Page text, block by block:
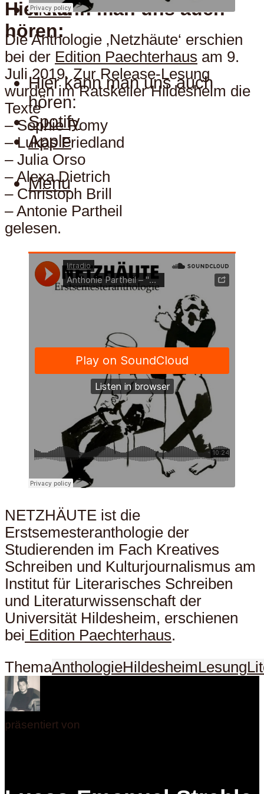
Menu
Hier kann man uns auch
hören:
Hier kann man uns auch
hören:
Spotify
Apple
Menu
Die Anthologie ‚Netzhäute‘ erschien
bei der Edition Paechterhaus am 9.
Juli 2019. Zur Release-Lesung
wurden im Ratskeller Hildesheim die
Texte
– Sophie Romy
– Lukas Friedland
– Julia Orso
– Alexa Dietrich
– Christoph Brill
– Antonie Partheil
gelesen.
NETZHÄUTE ist die
Erstsemesteranthologie der
Studierenden im Fach Kreatives
Schreiben und Kulturjournalismus am
Institut für Literarisches Schreiben
und Literaturwissenschaft der
Universität Hildesheim, erschienen
bei Edition Paechterhaus.
ThemaAnthologieHildesheimLesung
präsentiert von